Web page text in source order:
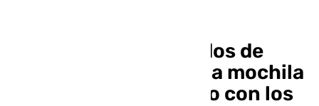
Los saturados juzgados de
Violencia se echan a la mochila
un 15% más de trabajo con los